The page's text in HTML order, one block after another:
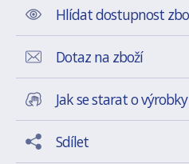
Hlídat dostupnost
Dotaz na zboží
Jak se starat o výrobky
Sdílet